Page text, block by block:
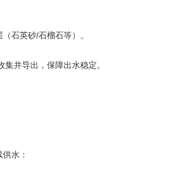
石英砂/石榴石等）。
并导出，保障出水稳定。
水：